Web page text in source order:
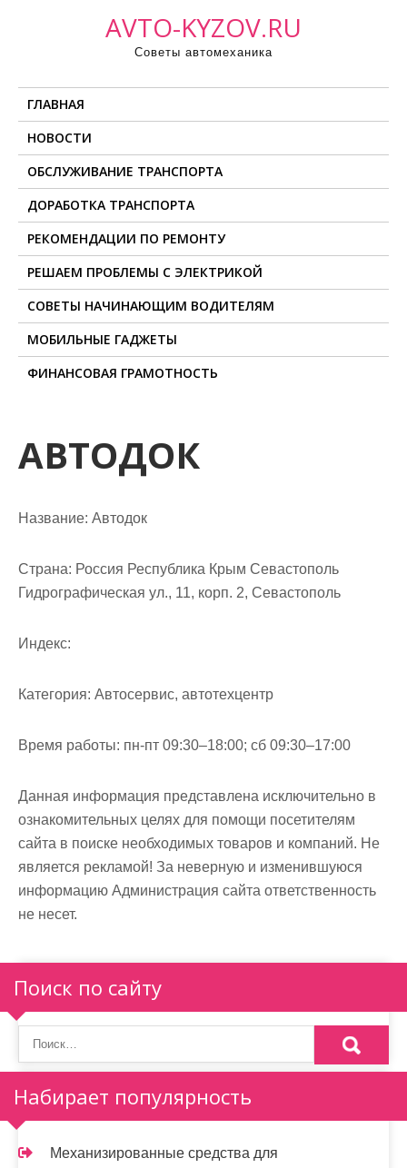
AVTO-KYZOV.RU
Советы автомеханика
ГЛАВНАЯ
НОВОСТИ
ОБСЛУЖИВАНИЕ ТРАНСПОРТА
ДОРАБОТКА ТРАНСПОРТА
РЕКОМЕНДАЦИИ ПО РЕМОНТУ
РЕШАЕМ ПРОБЛЕМЫ С ЭЛЕКТРИКОЙ
СОВЕТЫ НАЧИНАЮЩИМ ВОДИТЕЛЯМ
МОБИЛЬНЫЕ ГАДЖЕТЫ
ФИНАНСОВАЯ ГРАМОТНОСТЬ
АВТОДОК
Название: Автодок
Страна: Россия Республика Крым Севастополь
Гидрографическая ул., 11, корп. 2, Севастополь
Индекс:
Категория: Автосервис, автотехцентр
Время работы: пн-пт 09:30–18:00; сб 09:30–17:00
Данная информация представлена исключительно в
ознакомительных целях для помощи посетителям
сайта в поиске необходимых товаров и компаний. Не
является рекламой! За неверную и изменившуюся
информацию Администрация сайта ответственность
не несет.
Поиск по сайту
Набирает популярность
Механизированные средства для